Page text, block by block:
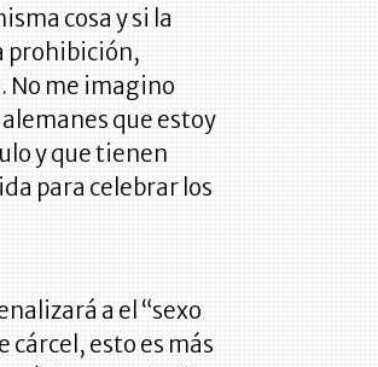
cosa y si la
prohibición,
No me imagino
que estoy
y que tienen
para celebrar los
a el “sexo
esto es más